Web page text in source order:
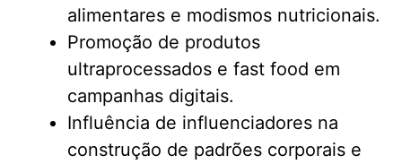
alimentares e modismos nutricionais.
Promoção de produtos
ultraprocessados e fast food em
campanhas digitais.
Influência de influenciadores na
construção de padrões corporais e